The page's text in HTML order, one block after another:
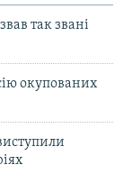
так звані
окупованих